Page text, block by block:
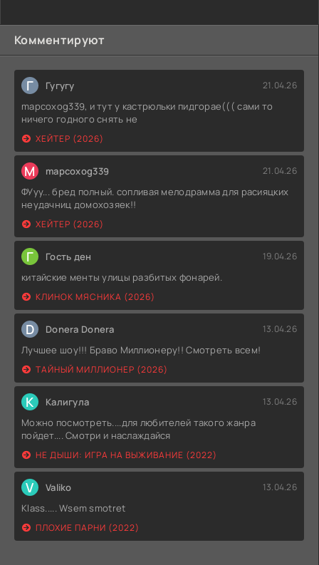
Комментируют
Г Гугугу 21.04.26
mapcoxog339, и тут у кастрюльки пидгорае((( сами то
ничего годного снять не
ХЕЙТЕР (2026)
M mapcoxog339 21.04.26
ФУуу... бред полный. сопливая мелодрамма для расияцких
неудачниц домохозяек!!
ХЕЙТЕР (2026)
Г Гость ден 19.04.26
китайские менты улицы разбитых фонарей.
КЛИНОК МЯСНИКА (2026)
D Donera Donera 13.04.26
Лучшее шоу!!! Браво Миллионеру!! Смотреть всем!
ТАЙНЫЙ МИЛЛИОНЕР (2026)
К Калигула 13.04.26
Можно посмотреть....для любителей такого жанра
пойдет.... Смотри и наслаждайся
НЕ ДЫШИ: ИГРА НА ВЫЖИВАНИЕ (2022)
V Valiko 13.04.26
Klass..... Wsem smotret
ПЛОХИЕ ПАРНИ (2022)